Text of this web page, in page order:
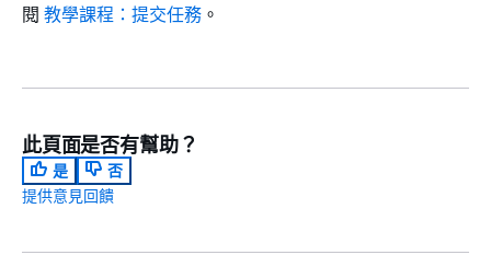
閱 教學課程：提交任務 。
此頁面是否有幫助？
是
否
提供意見回饋